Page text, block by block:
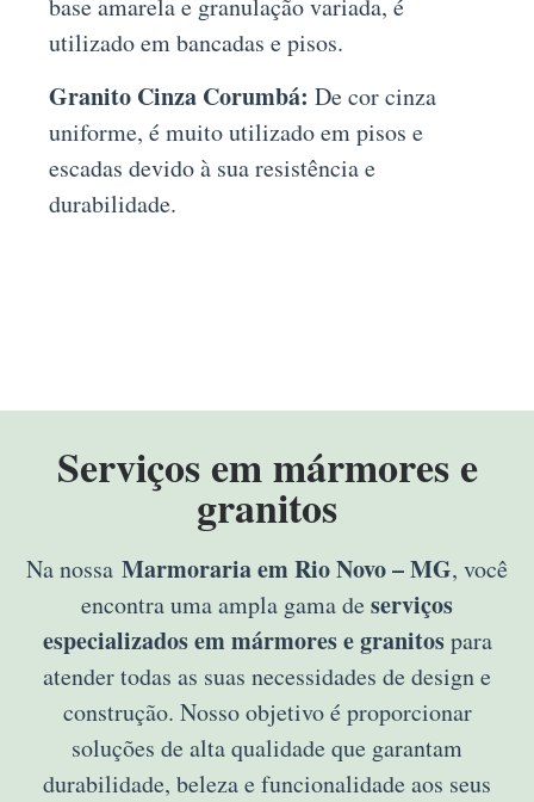
base amarela e granulação variada, é
utilizado em bancadas e pisos.
Granito Cinza Corumbá: De cor cinza
uniforme, é muito utilizado em pisos e
escadas devido à sua resistência e
durabilidade.
Serviços em mármores e
granitos
Na nossa Marmoraria em Rio Novo – MG, você
encontra uma ampla gama de serviços
especializados em mármores e granitospara
atender todas as suas necessidades de design e
construção. Nosso objetivo é proporcionar
soluções de alta qualidade que garantam
durabilidade, beleza e funcionalidade aos seus